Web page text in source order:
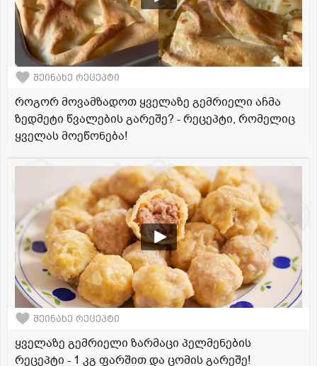
შეინახე რეცეპტი
როგორ მოვამზადოთ ყველაზე გემრიელი აჩმა
ზედმეტი წვალების გარეშე? - რეცეპტი, რომელიც
ყველას მოეწონება!
შეინახე რეცეპტი
ყველაზე გემრიელი ზარმაცი პელმენების
რეცეპტი - 1 კგ ფარშით და ცომის გარეშე!